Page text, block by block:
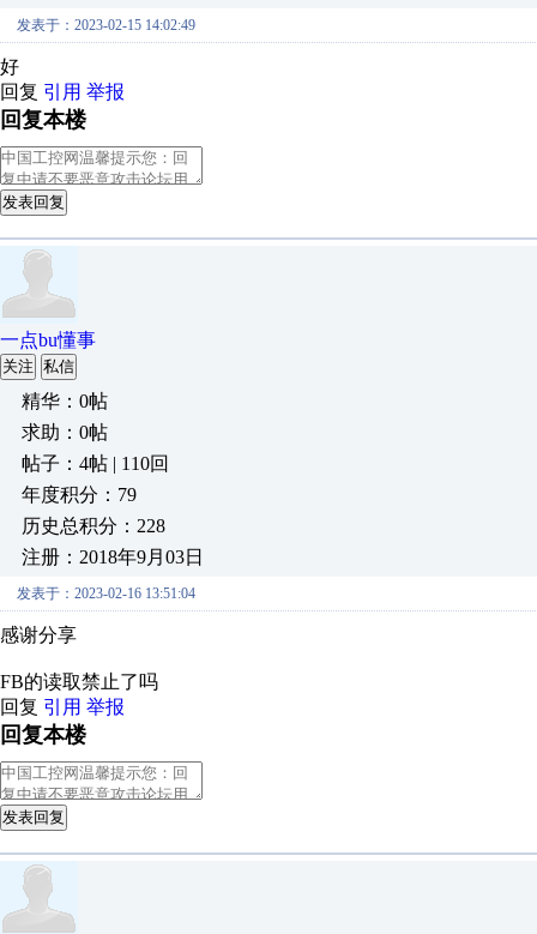
发表于：2023-02-15 14:02:49
好
回复 引用 举报
回复本楼
发表回复
一点bu懂事
关注 私信
精华：0帖
求助：0帖
帖子：4帖 | 110回
年度积分：79
历史总积分：228
注册：2018年9月03日
发表于：2023-02-16 13:51:04
感谢分享
FB的读取禁止了吗
回复 引用 举报
回复本楼
发表回复